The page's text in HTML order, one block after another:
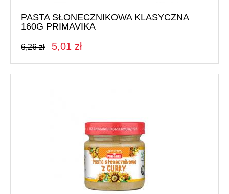
PASTA SŁONECZNIKOWA KLASYCZNA
160G PRIMAVIKA
6,26 zł 5,01 zł